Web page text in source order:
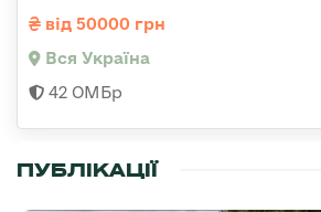
від 50000 грн
Вся Україна
42 ОМБр
ПУБЛІКАЦІЇ